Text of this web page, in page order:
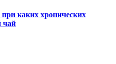
каких хронических
чай